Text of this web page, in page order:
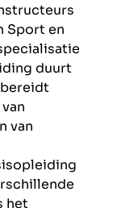
Sport en
duurt
van
het